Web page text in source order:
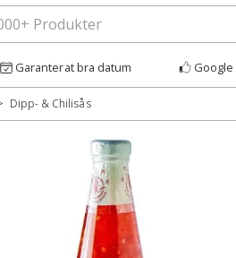
Garanterat bra datum Google
Dipp- & Chilisås